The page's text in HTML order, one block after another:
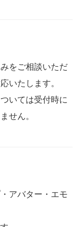
をご相談いただ
いたします。
いては受付時に
せん。
アバター・エモ